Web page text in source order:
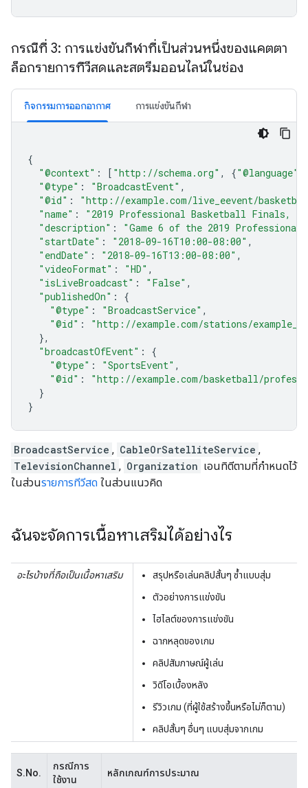
กรณีที่ 3: การแข่งขันกีฬาที่เป็นส่วนหนึ่งของแคตตา
ล็อกรายการทีวีสดและสตรีมออนไลน์ในช่อง
กิจกรรมการออกอากาศ การแข่งขันกีฬา
{
"@context" : [ "http://schema.org" , {"@language"
"@type" : "BroadcastEvent" ,
"@id" :
"http://example.com/live_eevent/
"name" :
"2019 Professional Basketball Finals,
"description" :
"Game 6 of the 2019
"startDate" : "2018-09-16T10:00-08:00" ,
"endDate" : "2018-09-16T13:00-08:00" ,
"videoFormat" : "HD" ,
"isLiveBroadcast" : "False" ,
"publishedOn" :
{
"@type" : "BroadcastService" ,
"@id" :
"http://example.com/stations/
},
"broadcastOfEvent" :
{
"@type" : "SportsEvent" ,
"@id" :
"http://example.com/basketball/
}
}
BroadcastService , CableOrSatelliteService ,
TelevisionChannel , Organization เอนทิตีตามที่กำหนดไว้
ในส่วนรายการทีวีสด ในส่วนแนวคิด
ฉันจะจัดการเนื้อหาเสริมได้อย่างไร
อะไรบ้างที่ถือเป็นเนื้อหาเสริม
สรุปหรือเล่นคลิปสั้นๆ ซ้ำแบบสุ่ม
ตัวอย่างการแข่งขัน
ไฮไลต์ของการแข่งขัน
ฉากหลุดของเกม
คลิปสัมภาษณ์ผู้เล่น
วิดีโอเบื้องหลัง
รีวิวเกม (ที่ผู้ใช้สร้างขึ้นหรือไม่ก็ตาม)
คลิปสั้นๆ อื่นๆ แบบสุ่มจากเกม
S.No.
กรณีการ
ใช้งาน
หลักเกณฑ์การประมาณ